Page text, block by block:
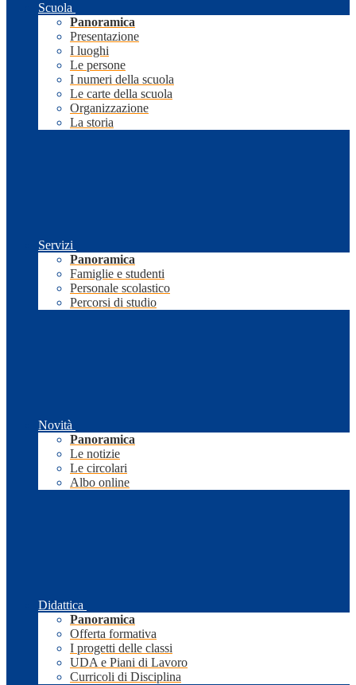
Scuola
Panoramica
Presentazione
I luoghi
Le persone
I numeri della scuola
Le carte della scuola
Organizzazione
La storia
Servizi
Panoramica
Famiglie e studenti
Personale scolastico
Percorsi di studio
Novità
Panoramica
Le notizie
Le circolari
Albo online
Didattica
Panoramica
Offerta formativa
I progetti delle classi
UDA e Piani di Lavoro
Curricoli di Disciplina